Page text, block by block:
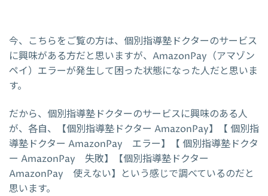
今、こちらをご覧の方は、個別指導塾ドクターのサービス
に興味がある方だと思いますが、AmazonPay（アマゾン
ペイ）エラーが発生して困った状態になった人だと思いま
す。
だから、個別指導塾ドクターのサービスに興味のある人
が、各自、【個別指導塾ドクター AmazonPay】【 個別指
導塾ドクター AmazonPay エラー】【 個別指導塾ドクタ
ー AmazonPay 失敗】【個別指導塾ドクター
AmazonPay 使えない】という感じで調べているのだと
思います。